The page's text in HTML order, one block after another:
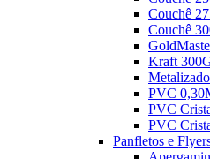
Couchê
Couchê
Kraft
PVC
PVC
PVC
Panfletos e